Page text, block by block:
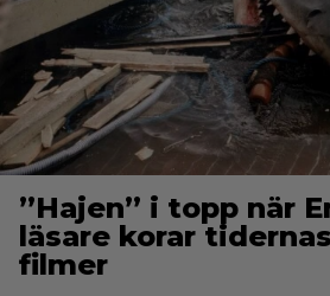
”Hajen” i topp när
läsare korar
filmer